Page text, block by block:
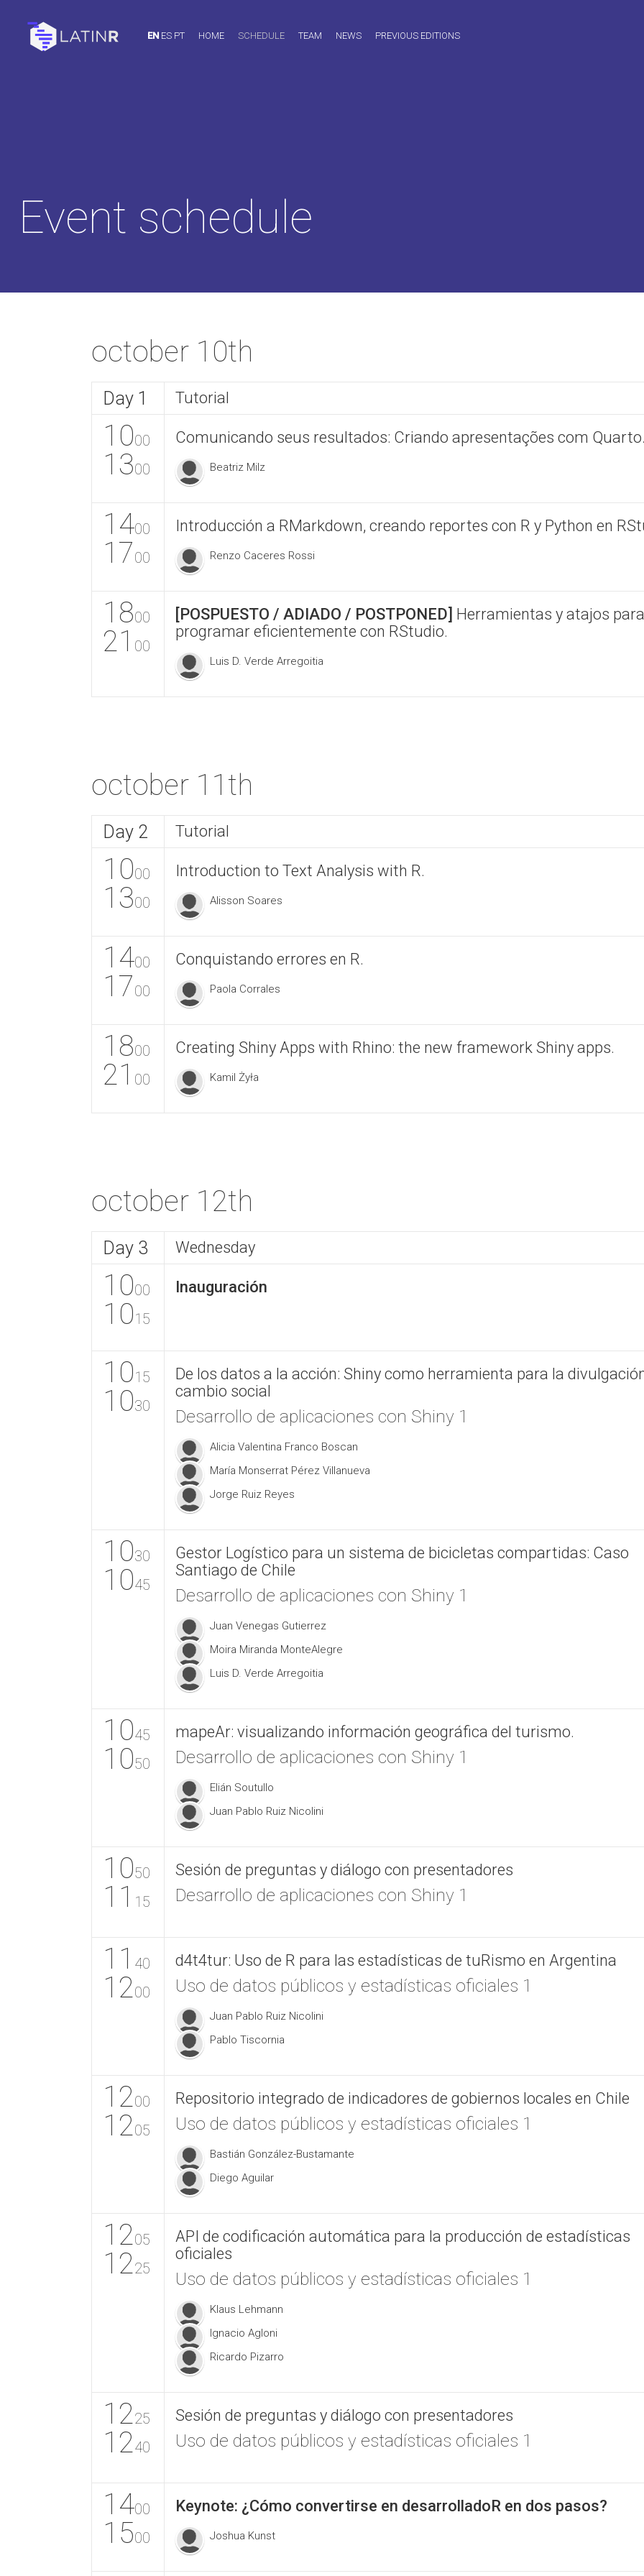
EN ES PT HOME SCHEDULE TEAM NEWS PREVIOUS EDITIONS
Event schedule
october 10th
Day 1 Tutorial
1000
1300
Comunicando seus resultados: Criando apresentações com Quarto.
Beatriz Milz
1400
1700
Introducción a RMarkdown, creando reportes con R y Python en
Renzo Caceres Rossi
1800
21 00
[POSPUESTO / ADIADO / POSTPONED] Herramientas y atajos para
programar eficientemente con RStudio.
Luis D. Verde Arregoitia
october 11th
Day 2 Tutorial
1000
1300
Introduction to Text Analysis with R.
Alisson Soares
1400
1700
Conquistando errores en R.
Paola Corrales
1800
21 00
Creating Shiny Apps with Rhino: the new framework Shiny apps.
Kamil Żyła
october 12th
Day 3 Wednesday
1000
1015
Inauguración
1015
1030
De los datos a la acción: Shiny como herramienta para la
cambio social
Desarrollo de aplicaciones con Shiny 1
Alicia Valentina Franco Boscan
María Monserrat Pérez Villanueva
Jorge Ruiz Reyes
1030
1045
Gestor Logístico para un sistema de bicicletas compartidas: Caso
Santiago de Chile
Desarrollo de aplicaciones con Shiny 1
Juan Venegas Gutierrez
Moira Miranda MonteAlegre
Luis D. Verde Arregoitia
1045
1050
mapeAr: visualizando información geográfica del turismo.
Desarrollo de aplicaciones con Shiny 1
Elián Soutullo
Juan Pablo Ruiz Nicolini
1050
11 15
Sesión de preguntas y diálogo con presentadores
Desarrollo de aplicaciones con Shiny 1
11 40
1200
d4t4tur: Uso de R para las estadísticas de tuRismo en Argentina
Uso de datos públicos y estadísticas oficiales 1
Juan Pablo Ruiz Nicolini
Pablo Tiscornia
1200
1205
Repositorio integrado de indicadores de gobiernos locales en Chile
Uso de datos públicos y estadísticas oficiales 1
Bastián González-Bustamante
Diego Aguilar
1205
1225
API de codificación automática para la producción de estadísticas
oficiales
Uso de datos públicos y estadísticas oficiales 1
Klaus Lehmann
Ignacio Agloni
Ricardo Pizarro
1225
1240
Sesión de preguntas y diálogo con presentadores
Uso de datos públicos y estadísticas oficiales 1
1400
1500
Keynote: ¿Cómo convertirse en desarrolladoR en dos pasos?
Joshua Kunst